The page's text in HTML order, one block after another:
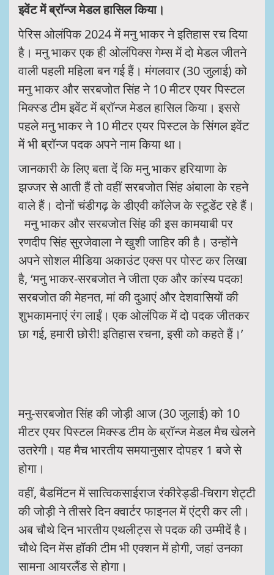
इवेंट में ब्रॉन्ज मेडल हासिल किया।
पेरिस ओलंपिक 2024 में मनु भाकर ने इतिहास रच दिया
है। मनु भाकर एक ही ओलंपिक्स गेम्स में दो मेडल जीतने
वाली पहली महिला बन गई हैं। मंगलवार (30 जुलाई) को
मनु भाकर और सरबजोत सिंह ने 10 मीटर एयर पिस्टल
मिक्स्ड टीम इवेंट में ब्रॉन्ज मेडल हासिल किया। इससे
पहले मनु भाकर ने 10 मीटर एयर पिस्टल के सिंगल इवेंट
में भी ब्रॉन्ज पदक अपने नाम किया था।
जानकारी के लिए बता दें कि मनु भाकर हरियाणा के
झज्जर से आती हैं तो वहीं सरबजोत सिंह अंबाला के रहने
वाले हैं। दोनों चंडीगढ़ के डीएवी कॉलेज के स्टूडेंट रहे हैं।
मनु भाकर और सरबजोत सिंह की इस कामयाबी पर
रणदीप सिंह सुरजेवाला ने खुशी जाहिर की है। उन्होंने
अपने सोशल मीडिया अकाउंट एक्स पर पोस्ट कर लिखा
है, ‘मनु भाकर-सरबजोत ने जीता एक और कांस्य पदक!
सरबजोत की मेहनत, मां की दुआएं और देशवासियों की
शुभकामनाएं रंग लाईं। एक ओलंपिक में दो पदक जीतकर
छा गई, हमारी छोरी! इतिहास रचना, इसी को कहते हैं।’
मनु-सरबजोत सिंह की जोड़ी आज (30 जुलाई) को 10
मीटर एयर पिस्टल मिक्स्ड टीम के ब्रॉन्ज मेडल मैच खेलने
उतरेगी। यह मैच भारतीय समयानुसार दोपहर 1 बजे से
होगा।
वहीं, बैडमिंटन में सात्विकसाईराज रंकीरेड्डी-चिराग शेट्टी
की जोड़ी ने तीसरे दिन क्वार्टर फाइनल में एंट्री कर ली।
अब चौथे दिन भारतीय एथलीट्स से पदक की उम्मीदें है।
चौथे दिन मेंस हॉकी टीम भी एक्शन में होगी, जहां उनका
सामना आयरलैंड से होगा।